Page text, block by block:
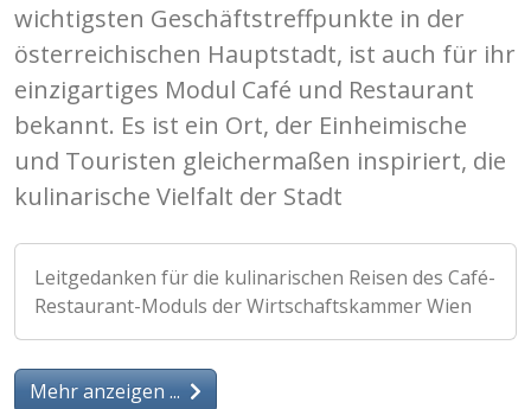
wichtigsten Geschäftstreffpunkte in der
österreichischen Hauptstadt, ist auch für ihr
einzigartiges Modul Café und Restaurant
bekannt. Es ist ein Ort, der Einheimische
und Touristen gleichermaßen inspiriert, die
kulinarische Vielfalt der Stadt
Leitgedanken für die kulinarischen Reisen des Café-
Restaurant-Moduls der Wirtschaftskammer Wien
Mehr anzeigen ...